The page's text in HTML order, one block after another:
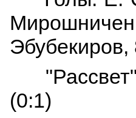
Эбубекиров,
"Рассвет"
(0:1)